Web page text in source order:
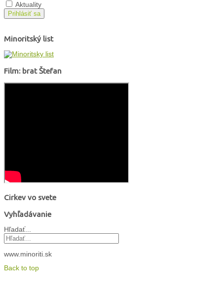
Aktuality
Prihlásiť sa
Minoritský list
Film: brat Štefan
Cirkev vo svete
Vyhľadávanie
Hľadať...
www.minoriti.sk
Back to top